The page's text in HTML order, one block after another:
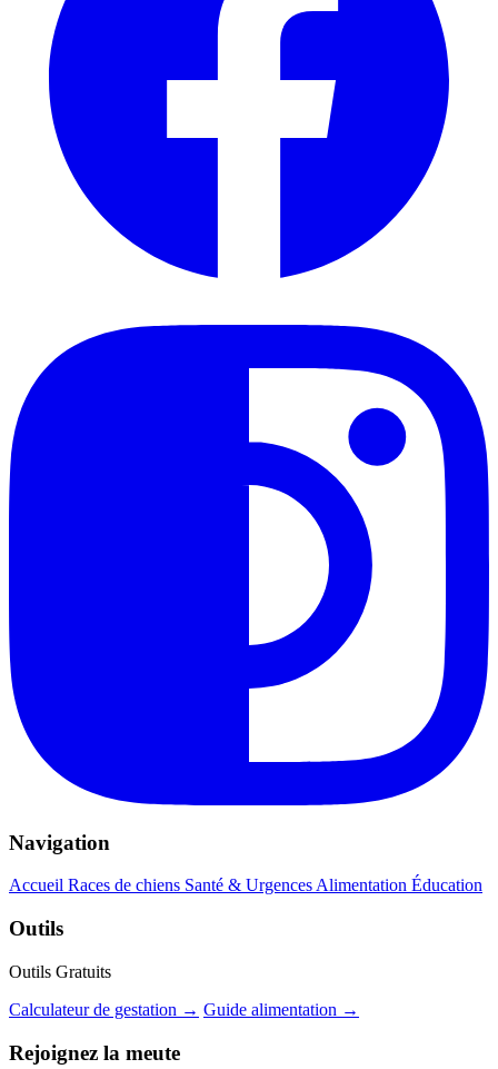
Navigation
Accueil Races de chiens Santé & Urgences Alimentation Éducation
Outils
Outils Gratuits
Calculateur de gestation → Guide alimentation →
Rejoignez la meute